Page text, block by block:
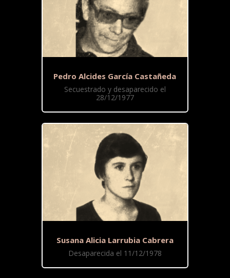
Pedro Alcides García Castañeda
Secuestrado y desaparecido el
28/12/1977
Susana Alicia Larrubia Cabrera
Desaparecida el 11/12/1978